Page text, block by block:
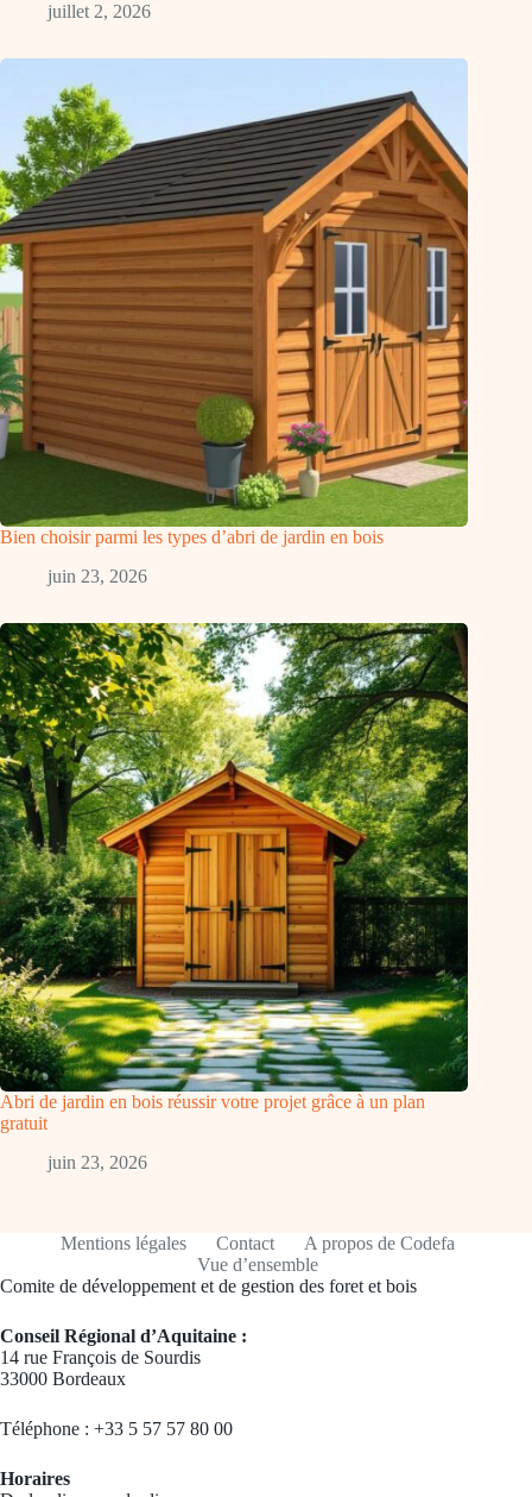
juillet 2, 2026
Bien choisir parmi les types d’abri de jardin en bois
juin 23, 2026
Abri de jardin en bois réussir votre projet grâce à un plan
gratuit
juin 23, 2026
Mentions légales Contact
A propos de Codefa
Vue d’ensemble
Comite de développement et de gestion des foret et bois
Conseil Régional d’Aquitaine :
14 rue François de Sourdis
33000 Bordeaux
Téléphone : +33 5 57 57 80 00
Horaires